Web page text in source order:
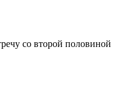
со второй половиной